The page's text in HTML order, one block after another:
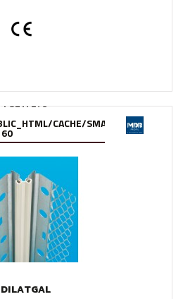
273
CACHE/SMARTY/
DILATGAL